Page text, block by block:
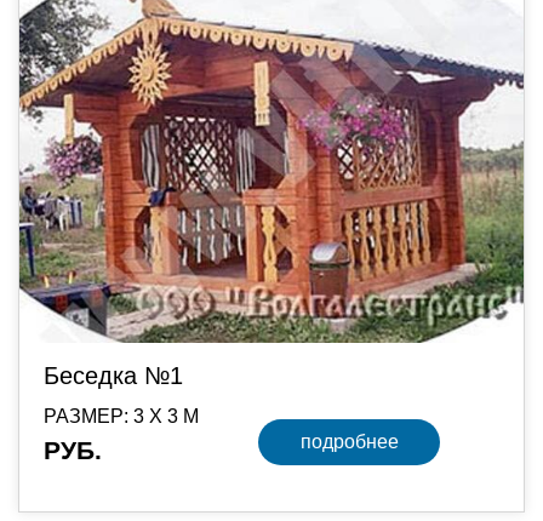
Беседка №1
РАЗМЕР: 3 Х 3 М
РУБ. подробнее